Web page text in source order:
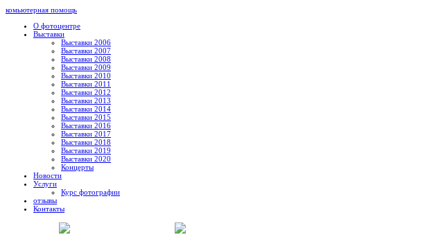
комьютерная помощь
О фотоцентре
Выставки
Выставки 2006
Выставки 2007
Выставки 2008
Выставки 2009
Выставки 2010
Выставки 2011
Выставки 2012
Выставки 2013
Выставки 2014
Выставки 2015
Выставки 2016
Выставки 2017
Выставки 2018
Выставки 2019
Выставки 2020
Концерты
Новости
Услуги
Курс фотографии
отзывы
Контакты